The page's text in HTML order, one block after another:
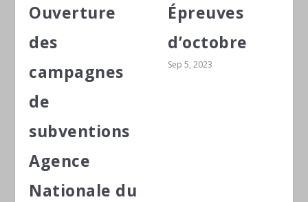
Ouverture
des
campagnes
de
subventions
Agence
Nationale du
Épreuves
d’octobre
Sep 5, 2023